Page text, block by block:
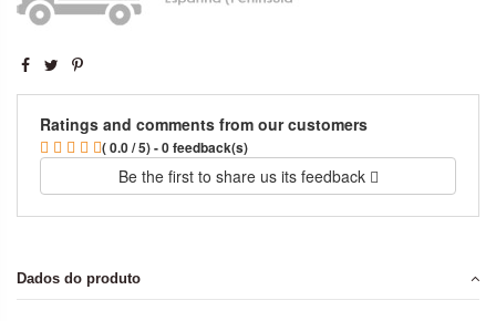
Ratings and comments from our customers
( 0.0 / 5) - 0 feedback(s)
Be the first to share us its feedback
Dados do produto